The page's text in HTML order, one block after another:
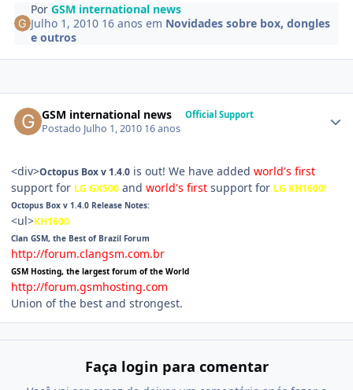
PorGSM international news
Julho 1, 2010 16 anos em Novidades sobre box, dongles
e outros
GSM international news Official Support
Postado Julho 1, 2010 16 anos
<div>Octopus Box v 1.4.0 is out! We have added world's first
support for LG GX500 and world's first support for LG KH1600!
Octopus Box v 1.4.0 Release Notes:
<ul>KH1600
Clan GSM, the Best of Brazil Forum
http://forum.clangsm.com.br
GSM Hosting, the largest forum of the World
http://forum.gsmhosting.com
Union of the best and strongest.
Faça login para comentar